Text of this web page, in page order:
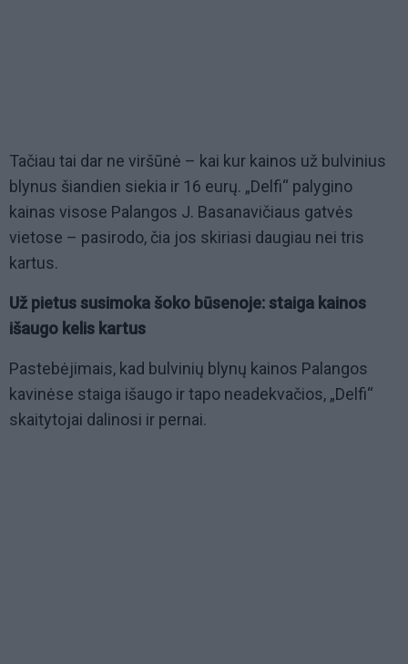
Tačiau tai dar ne viršūnė – kai kur kainos už bulvinius
blynus šiandien siekia ir 16 eurų. „Delfi“ palygino
kainas visose Palangos J. Basanavičiaus gatvės
vietose – pasirodo, čia jos skiriasi daugiau nei tris
kartus.
Už pietus susimoka šoko būsenoje: staiga kainos
išaugo kelis kartus
Pastebėjimais, kad bulvinių blynų kainos Palangos
kavinėse staiga išaugo ir tapo neadekvačios, „Delfi“
skaitytojai dalinosi ir pernai.